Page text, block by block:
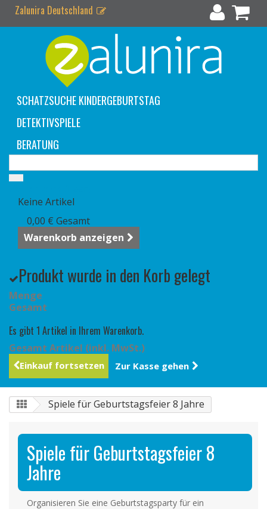
Zalunira Deutschland
SCHATZSUCHE KINDERGEBURTSTAG
DETEKTIVSPIELE
BERATUNG
Keine Artikel
0,00 € Gesamt
Warenkorb anzeigen
Produkt wurde in den Korb gelegt
Menge
Gesamt
Es gibt 1 Artikel in Ihrem Warenkorb.
Gesamt Artikel (inkl. MwSt.)
Einkauf fortsetzen Zur Kasse gehen
Spiele für Geburtstagsfeier 8 Jahre
Spiele für Geburtstagsfeier 8
Jahre
Organisieren Sie eine Geburtstagsparty für ein